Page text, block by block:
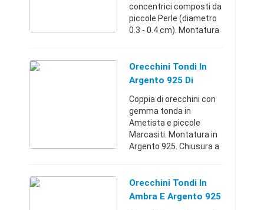
concentrici composti da
piccole Perle (diametro
0.3 - 0.4 cm). Montatura
farfallina.Milano
(Milano)+398001685899
Orecchini Tondi In
Argento 925 Di
Ametista E
Marcasite
Coppia di orecchini con
gemma tonda in
Ametista e piccole
Marcasiti. Montatura in
Argento 925. Chiusura a
Ametista si avvertirà
quasi subito un senso di
Orecchini Tondi In
Ambra E Argento 925